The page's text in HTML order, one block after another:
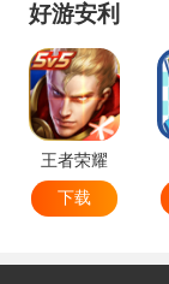
好游安利
王者荣耀
下载